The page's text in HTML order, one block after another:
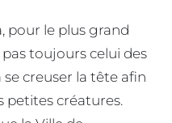
pour le plus grand
toujours celui des
creuser la tête afin
petites créatures.